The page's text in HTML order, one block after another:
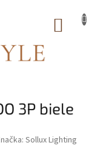
3P biele
Sollux Lighting